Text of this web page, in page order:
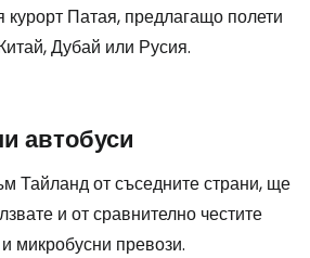
курорт Патая, предлагащо полети
Дубай или Русия.
автобуси
Тайланд от съседните страни, ще
и от сравнително честите
микробусни превози.